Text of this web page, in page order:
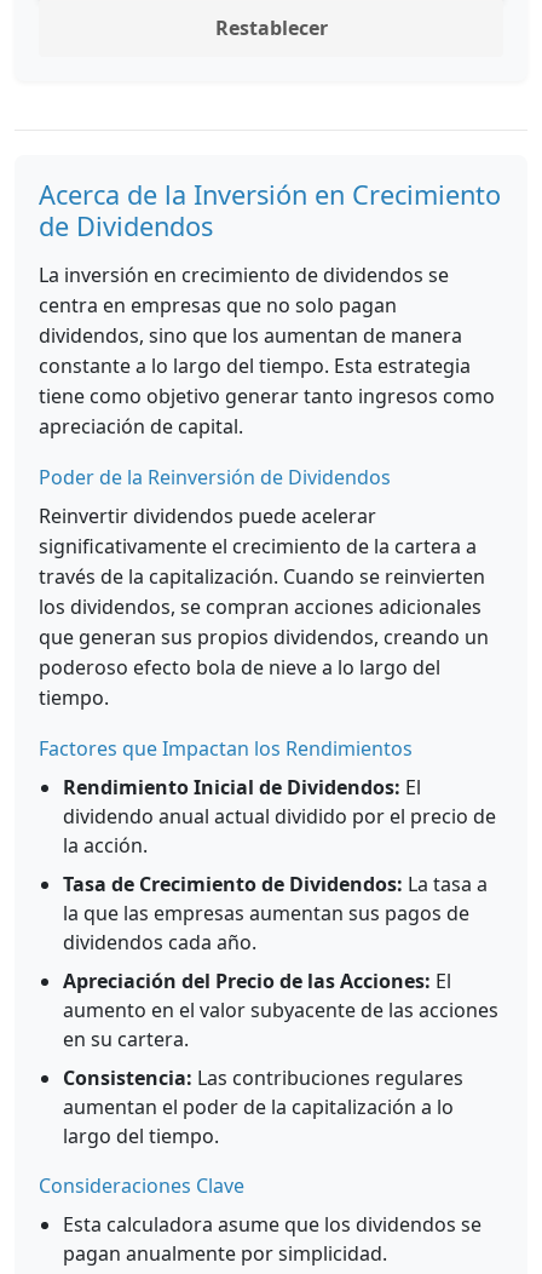
Restablecer
Acerca de la Inversión en Crecimiento
de Dividendos
La inversión en crecimiento de dividendos se
centra en empresas que no solo pagan
dividendos, sino que los aumentan de manera
constante a lo largo del tiempo. Esta estrategia
tiene como objetivo generar tanto ingresos como
apreciación de capital.
Poder de la Reinversión de Dividendos
Reinvertir dividendos puede acelerar
significativamente el crecimiento de la cartera a
través de la capitalización. Cuando se reinvierten
los dividendos, se compran acciones adicionales
que generan sus propios dividendos, creando un
poderoso efecto bola de nieve a lo largo del
tiempo.
Factores que Impactan los Rendimientos
Rendimiento Inicial de Dividendos: El
dividendo anual actual dividido por el precio de
la acción.
Tasa de Crecimiento de Dividendos: La tasa a
la que las empresas aumentan sus pagos de
dividendos cada año.
Apreciación del Precio de las Acciones: El
aumento en el valor subyacente de las acciones
en su cartera.
Consistencia: Las contribuciones regulares
aumentan el poder de la capitalización a lo
largo del tiempo.
Consideraciones Clave
Esta calculadora asume que los dividendos se
pagan anualmente por simplicidad.